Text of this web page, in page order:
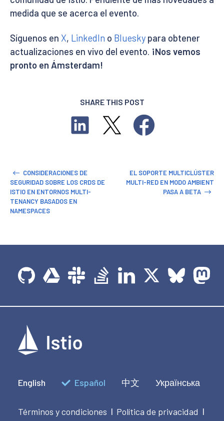
medida que se acerca el evento.
Síguenos en X, LinkedIn o Bluesky para obtener
actualizaciones en vivo del evento. ¡Nos vemos
pronto en Ámsterdam!
SHARE THIS POST
CONSIDERACIONES DE
SEGURIDAD SOBRE LOS CRDS DE
ISTIO EN ENTORNOS MULTI-
TENANCY BASADOS EN
NAMESPACES
EL SOPORTE MULTICLÚSTER
MULTI-RED EN MODO AMBIENT
PASA A BETA
English Español 中文 Українська
Términos y condiciones | Política de privacidad |